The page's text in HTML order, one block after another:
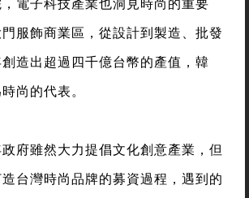
服飾商業區，從設計到製造、批發
造出超過四千億台幣的產值，韓
尚的代表。
府雖然大力提倡文化創意產業，但
台灣時尚品牌的募資過程，遇到的